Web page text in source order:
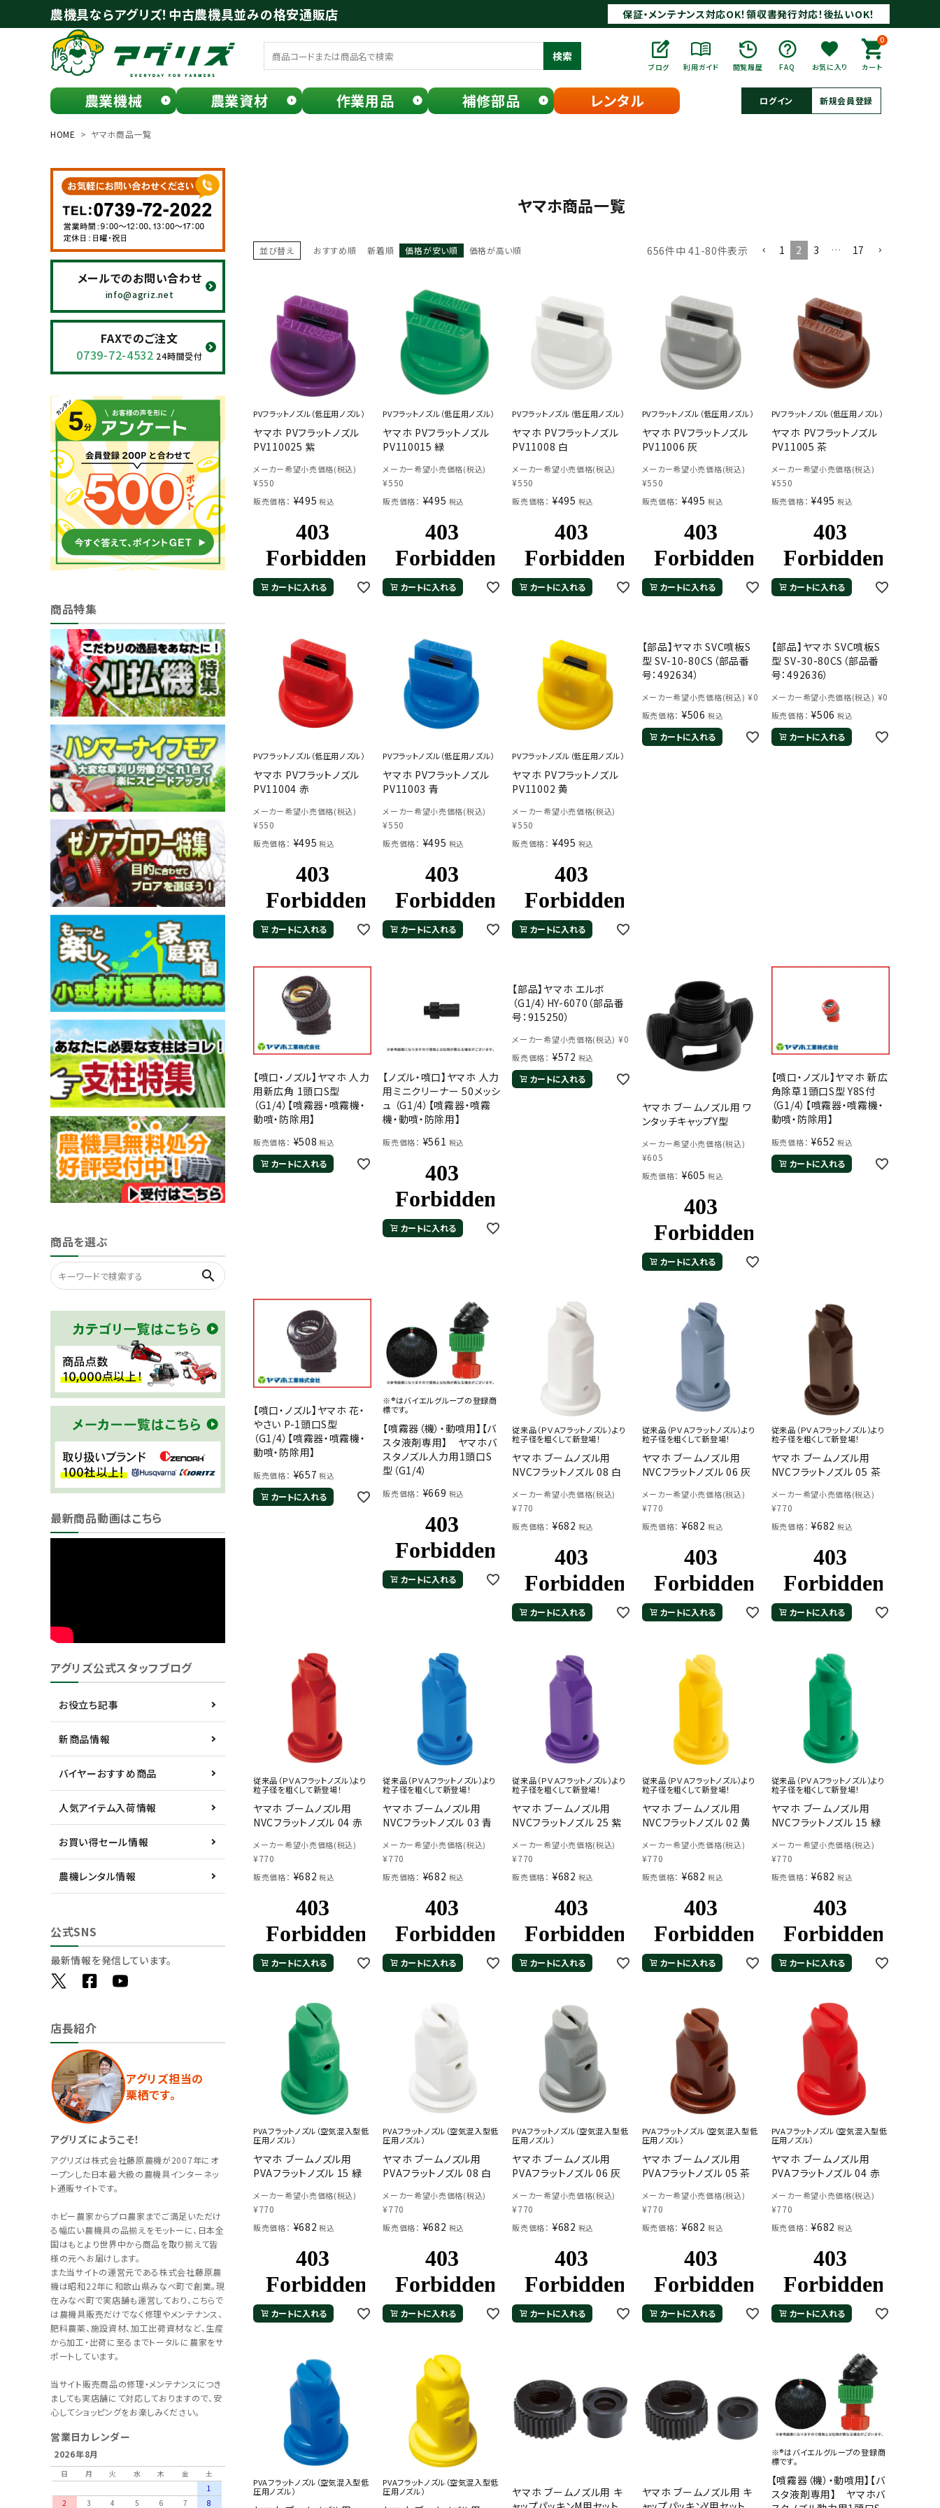
農機具ならアグリズ！中古農機具並みの格安通販店 保証・メンテナンス対応OK！領収書発行対応！後払いOK！
検索
ブログ 利用ガイド 閲覧履歴 FAQ お気に入り
0
カート
農業機械 農業資材 作業用品 補修部品 レンタル ログイン 新規会員登録
ログイン person 会員登録
search
農業資材
作業用品
補修部品
メールでのお問い合わせ
info@agriz.net
FAXでのご注文
0739-72-453224時間受付
HOME ヤマホ商品一覧
メールでのお問い合わせ
info@agriz.net
FAXでのご注文
0739-72-4532 24時間受付
商品特集
商品を選ぶ
search
最新商品動画はこちら
アグリズ公式スタッフブログ
お役立ち記事
新商品情報
バイヤーおすすめ商品
人気アイテム入荷情報
お買い得セール情報
農機レンタル情報
公式SNS
最新情報を発信しています。
店長紹介
アグリズ担当の
栗栖です。
アグリズにようこそ！
アグリズは株式会社藤原農機が2007年にオ
ープンした日本最大級の農機具インターネッ
ト通販サイトです。
ホビー農家からプロ農家までご満足いただけ
る幅広い農機具の品揃えをモットーに、日本全
国はもとより世界中から商品を取り揃えて皆
様の元へお届けします。
また当サイトの運営元である株式会社藤原農
機は昭和22年に和歌山県みなべ町で創業。現
在みなべ町で実店舗も運営しており、こちらで
は農機具販売だけでなく修理やメンテナンス、
肥料農薬、施設資材、加工出荷資材など、生産
から加工・出荷に至るまでトータルに農家をサ
ポートしています。
当サイト販売商品の修理・メンテナンスにつき
ましても実店舗にて対応しておりますので、安
心してショッピングをお楽しみください。
営業日カレンダー
2026年8月
日 月 火 水 木 金
土
1
2
3 4 5 6 7 8
ヤマホ商品一覧
並び替え おすすめ順 新着順 価格が安い順 価格が高い順 656件中 41 -80件表示 1 2 3 … 17
PVフラットノズル（低圧用ノズル）
ヤマホ PVフラットノズル
PV110025 紫
メーカー希望小売価格(税込)
¥550
販売価格： ¥495 税込
カートに入れる
PVフラットノズル（低圧用ノズル）
ヤマホ PVフラットノズル
PV110015 緑
メーカー希望小売価格(税込)
¥550
販売価格： ¥495 税込
カートに入れる
PVフラットノズル（低圧用ノズル）
ヤマホ PVフラットノズル
PV11008 白
メーカー希望小売価格(税込)
¥550
販売価格： ¥495 税込
カートに入れる
PVフラットノズル（低圧用ノズル）
ヤマホ PVフラットノズル
PV11006 灰
メーカー希望小売価格(税込)
¥550
販売価格： ¥495 税込
カートに入れる
PVフラットノズル（低圧用ノズル）
ヤマホ PVフラットノズル
PV11005 茶
メーカー希望小売価格(税込)
¥550
販売価格： ¥495 税込
カートに入れる
PVフラットノズル（低圧用ノズル）
ヤマホ PVフラットノズル
PV11004 赤
メーカー希望小売価格(税込)
¥550
販売価格： ¥495 税込
カートに入れる
PVフラットノズル（低圧用ノズル）
ヤマホ PVフラットノズル
PV11003 青
メーカー希望小売価格(税込)
¥550
販売価格： ¥495 税込
カートに入れる
PVフラットノズル（低圧用ノズル）
ヤマホ PVフラットノズル
PV11002 黄
メーカー希望小売価格(税込)
¥550
販売価格： ¥495 税込
カートに入れる
【部品】ヤマホ SVC噴板S
型 SV-10-80CS（部品番
号：492634）
メーカー希望小売価格(税込) ¥0
販売価格： ¥506 税込
カートに入れる
【部品】ヤマホ SVC噴板S
型 SV-30-80CS（部品番
号：492636）
メーカー希望小売価格(税込) ¥0
販売価格： ¥506 税込
カートに入れる
【噴口・ノズル】ヤマホ 人力
用新広角 1頭口S型
（G1/4）【噴霧器・噴霧機・
動噴・防除用】
販売価格： ¥508 税込
カートに入れる
【ノズル・噴口】ヤマホ 人力
用ミニクリーナー 50メッシ
ュ （G1/4）【噴霧器・噴霧
機・動噴・防除用】
販売価格： ¥561 税込
カートに入れる
【部品】ヤマホ エルボ
（G1/4）HY-6070（部品番
号：915250）
メーカー希望小売価格(税込) ¥0
販売価格： ¥572 税込
カートに入れる
ヤマホ ブームノズル用 ワ
ンタッチキャップY型
メーカー希望小売価格(税込)
¥605
販売価格： ¥605 税込
カートに入れる
【噴口・ノズル】ヤマホ 新広
角除草1頭口S型 Y8S付
（G1/4）【噴霧器・噴霧機・
動噴・防除用】
販売価格： ¥652 税込
カートに入れる
【噴口・ノズル】ヤマホ 花・
やさい P-1頭口S型
（G1/4）【噴霧器・噴霧機・
動噴・防除用】
販売価格： ¥657 税込
カートに入れる
※®はバイエルグループの登録商
標です。
【噴霧器（機）・動噴用】【バ
スタ液剤専用】 ヤマホバ
スタノズル人力用1頭口S
型（G1/4）
販売価格： ¥669 税込
カートに入れる
従来品（ＰＶＡフラットノズル）より
粒子径を粗くして新登場！
ヤマホ ブームノズル用
NVCフラットノズル 08 白
メーカー希望小売価格(税込)
¥770
販売価格： ¥682 税込
カートに入れる
従来品（ＰＶＡフラットノズル）より
粒子径を粗くして新登場！
ヤマホ ブームノズル用
NVCフラットノズル 06 灰
メーカー希望小売価格(税込)
¥770
販売価格： ¥682 税込
カートに入れる
従来品（ＰＶＡフラットノズル）より
粒子径を粗くして新登場！
ヤマホ ブームノズル用
NVCフラットノズル 05 茶
メーカー希望小売価格(税込)
¥770
販売価格： ¥682 税込
カートに入れる
従来品（ＰＶＡフラットノズル）より
粒子径を粗くして新登場！
ヤマホ ブームノズル用
NVCフラットノズル 04 赤
メーカー希望小売価格(税込)
¥770
販売価格： ¥682 税込
カートに入れる
従来品（ＰＶＡフラットノズル）より
粒子径を粗くして新登場！
ヤマホ ブームノズル用
NVCフラットノズル 03 青
メーカー希望小売価格(税込)
¥770
販売価格： ¥682 税込
カートに入れる
従来品（ＰＶＡフラットノズル）より
粒子径を粗くして新登場！
ヤマホ ブームノズル用
NVCフラットノズル 25 紫
メーカー希望小売価格(税込)
¥770
販売価格： ¥682 税込
カートに入れる
従来品（ＰＶＡフラットノズル）より
粒子径を粗くして新登場！
ヤマホ ブームノズル用
NVCフラットノズル 02 黄
メーカー希望小売価格(税込)
¥770
販売価格： ¥682 税込
カートに入れる
従来品（ＰＶＡフラットノズル）より
粒子径を粗くして新登場！
ヤマホ ブームノズル用
NVCフラットノズル 15 緑
メーカー希望小売価格(税込)
¥770
販売価格： ¥682 税込
カートに入れる
PVAフラットノズル（空気混入型低
圧用ノズル）
ヤマホ ブームノズル用
PVAフラットノズル 15 緑
メーカー希望小売価格(税込)
¥770
販売価格： ¥682 税込
カートに入れる
PVAフラットノズル（空気混入型低
圧用ノズル）
ヤマホ ブームノズル用
PVAフラットノズル 08 白
メーカー希望小売価格(税込)
¥770
販売価格： ¥682 税込
カートに入れる
PVAフラットノズル（空気混入型低
圧用ノズル）
ヤマホ ブームノズル用
PVAフラットノズル 06 灰
メーカー希望小売価格(税込)
¥770
販売価格： ¥682 税込
カートに入れる
PVAフラットノズル（空気混入型低
圧用ノズル）
ヤマホ ブームノズル用
PVAフラットノズル 05 茶
メーカー希望小売価格(税込)
¥770
販売価格： ¥682 税込
カートに入れる
PVAフラットノズル（空気混入型低
圧用ノズル）
ヤマホ ブームノズル用
PVAフラットノズル 04 赤
メーカー希望小売価格(税込)
¥770
販売価格： ¥682 税込
カートに入れる
PVAフラットノズル（空気混入型低
圧用ノズル）
PVAフラットノズル（空気混入型低
圧用ノズル）
ヤマホ ブームノズル用 キ
ヤマホ ブームノズル用 キ
※®はバイエルグループの登録商
標です。
【噴霧器（機）・動噴用】【バ
スタ液剤専用】 ヤマホバ